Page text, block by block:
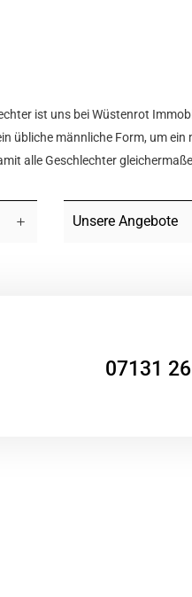
ist uns bei Wüstenrot
übliche männliche Form, um
alle Geschlechter
Unsere Angebote
07131